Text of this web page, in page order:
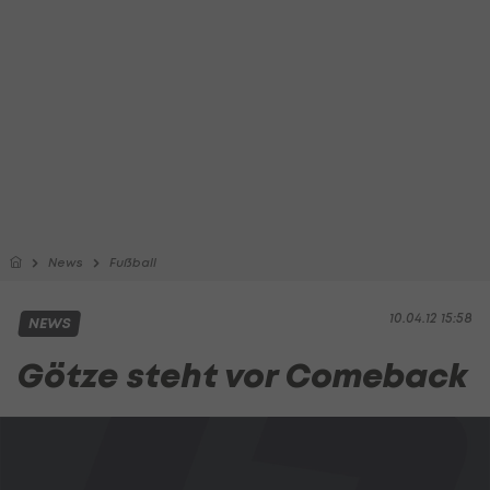
News Fußball
10.04.12 15:58
NEWS
Götze steht vor Comeback